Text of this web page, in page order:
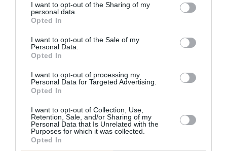
I want to opt-out of the Sharing of my
personal data.
Opted In
I want to opt-out of the Sale of my
Personal Data.
Opted In
I want to opt-out of processing my
Personal Data for Targeted Advertising.
Opted In
I want to opt-out of Collection, Use,
Retention, Sale, and/or Sharing of my
Personal Data that Is Unrelated with the
Purposes for which it was collected.
Opted In
Έχουμε πλημμυρίσει από εμπορικές εικόνες.
Εκατοντάδες καλλιτέχνες έχουν χρησιμοποιήσει
δεκαετίας του 1940 μέχρι τώρα. Η Disney απείλησε
πολλούς και αγνόησε άλλους. Μια ματιά στους πιο
Holly Crawford, Ιστορικός Τέχνης
ΠΡΟΓΡΑΜΜΑ ΕΠΙΤΕΛΕΣΕΩΝ –
PERFORMANCES
Πέμπτη 26 Οκτωβρίου &